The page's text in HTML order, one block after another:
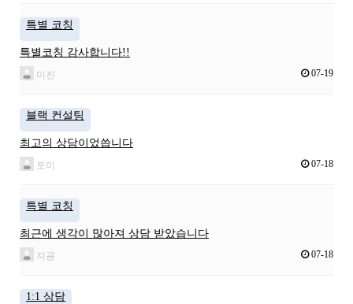
특별 코칭
특별코칭 감사합니다!!
미진 07-19
블랙 컨설팅
최고의 상담이었씁니다
토미 07-18
특별 코칭
최근에 생각이 많아져 상담 받았습니다
지굥 07-18
1:1 상담